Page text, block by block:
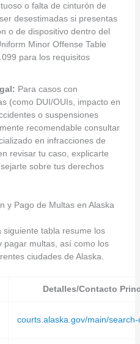
o falta de cinturón de
desestimadas si presentas
o de dispositivo dentro del
Minor Offense Table
para los requisitos
Para casos con
(como DUI/OUIs, impacto en
o suspensiones
recomendable consultar
en infracciones de
revisar tu caso, explicarte
sobre tus derechos
y Pago de Multas en Alaska
tabla resume los
pagar multas, así como los
ciudades de Alaska.
Detalles/Contacto
courts.alaska.gov/main/